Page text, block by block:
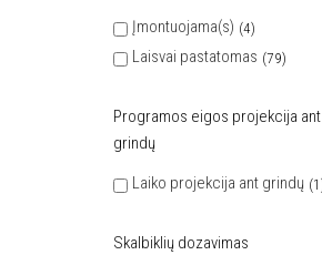
Įmontuojama(s) 4
Laisvai pastatomas 79
Programos eigos projekcija ant
grindų
Laiko projekcija ant grindų
1
Skalbiklių dozavimas